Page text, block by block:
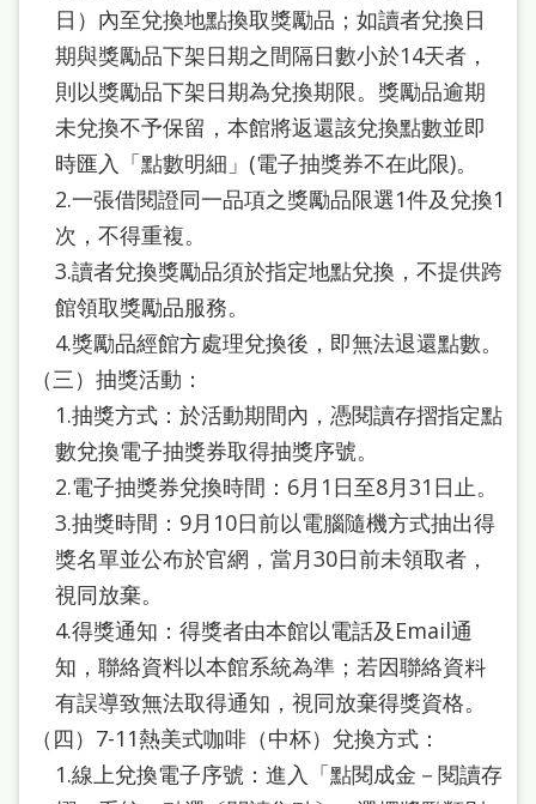
北
English
語
日）內至兌換地點換取獎勵品；如讀者兌換日
期與獎勵品下架日期之間隔日數小於14天者，
則以獎勵品下架日期為兌換期限。獎勵品逾期
未兌換不予保留，本館將返還該兌換點數並即
時匯入「點數明細」(電子抽獎券不在此限)。
2.一張借閱證同一品項之獎勵品限選1件及兌換1
次，不得重複。
3.讀者兌換獎勵品須於指定地點兌換，不提供跨
館領取獎勵品服務。
4.獎勵品經館方處理兌換後，即無法退還點數。
（三）抽獎活動：
1.抽獎方式：於活動期間內，憑閱讀存摺指定點
數兌換電子抽獎券取得抽獎序號。
2.電子抽獎券兌換時間：6月1日至8月31日止。
3.抽獎時間：9月10日前以電腦隨機方式抽出得
獎名單並公布於官網，當月30日前未領取者，
視同放棄。
4.得獎通知：得獎者由本館以電話及Email通
知，聯絡資料以本館系統為準；若因聯絡資料
有誤導致無法取得通知，視同放棄得獎資格。
（四）7-11熱美式咖啡（中杯）兌換方式：
1.線上兌換電子序號：進入「點閱成金－閱讀存